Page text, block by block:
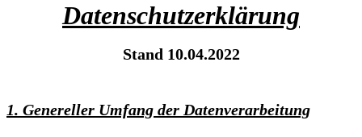
Datenschutzerklärung
Stand 10.04.2022
1. Genereller Umfang der Datenverarbeitung